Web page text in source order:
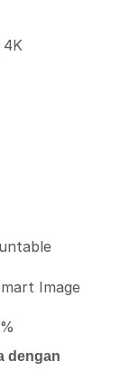
4K
Image
dengan